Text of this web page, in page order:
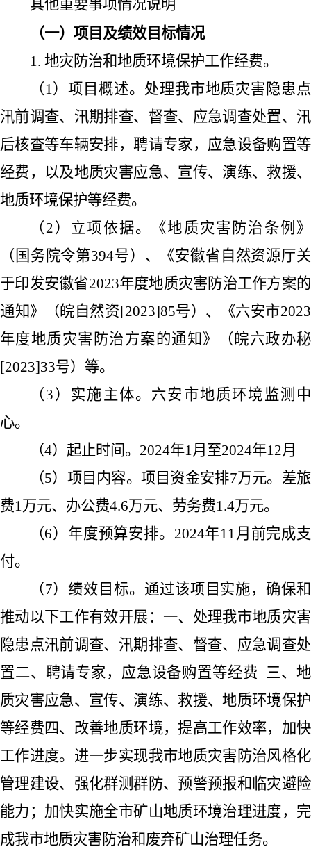
其他重要事项情况说明
（一）项目及绩效目标情况
1. 地灾防治和地质环境保护工作经费。
（ 1）项目概述。处理我市地质灾害隐患点
汛前调查、汛期排查、督查、应急调查处置、汛
后核查等车辆安排，聘请专家，应急设备购置等
经费，以及地质灾害应急、宣传、演练、救援、
地质环境保护等经费。
（ 2 ）立项依据。
《地质灾害防治条例》
（国务院令第394号）、
《安徽省自然资源厅关
于印发安徽省2023年度地质灾害防治工作方案的
通知》
（皖自然资[2023]85号）、
《六安市2023
年度地质灾害防治方案的通知》
（皖六政办秘
[2023]33号）等。
（ 3 ）实施主体。六安市地质环境监测中
心。
（4）起止时间。 2024年1月至2024年12月
（5）项目内容。项目资金安排7万元。差旅
费1万元、办公费4.6万元、劳务费1.4万元。
（6）年度预算安排。 2024年11月前完成支
付。
（7）绩效目标。通过该项目实施，确保和
推动以下工作有效开展：一、处理我市地质灾害
隐患点汛前调查、汛期排查、督查、应急调查处
置二、聘请专家，应急设备购置等经费 三、地
质灾害应急、宣传、演练、救援、地质环境保护
等经费四、改善地质环境，提高工作效率，加快
工作进度。进一步实现我市地质灾害防治风格化
管理建设、强化群测群防、预警预报和临灾避险
能力；加快实施全市矿山地质环境治理进度，完
成我市地质灾害防治和废弃矿山治理任务。